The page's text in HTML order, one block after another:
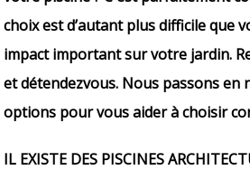
choix est d’autant plus difficile que
impact important sur votre jardin.
et détendezvous. Nous passons en
options pour vous aider à choisir
IL EXISTE DES PISCINES